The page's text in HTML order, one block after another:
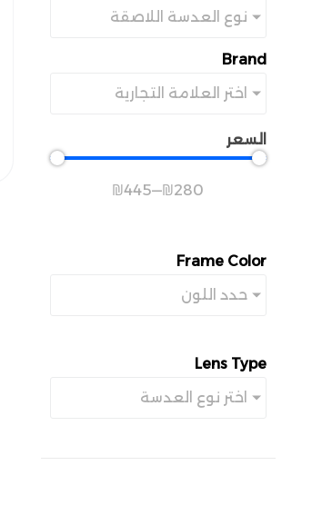
نوع العدسة اللاصقة​
Brand
اختر العلامة التجارية
السعر
280
₪
—
445
₪
Frame Color
حدد اللون
Lens Type
اختر نوع العدسة